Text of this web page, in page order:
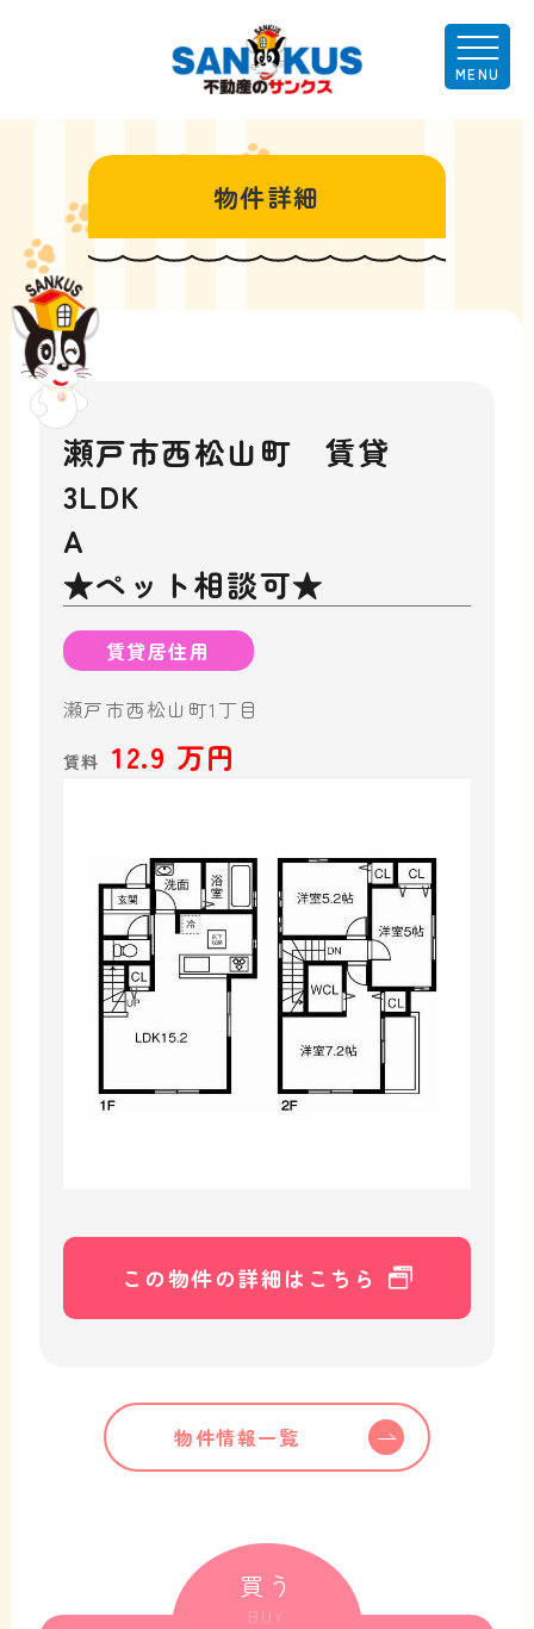
物件詳細
瀬戸市西松山町 賃貸
3LDK
★ペット相談可★
賃貸居住用
瀬戸市西松山町1丁目
賃料 12.9 万円
この物件の詳細はこちら
物件情報一覧
買う
BUY